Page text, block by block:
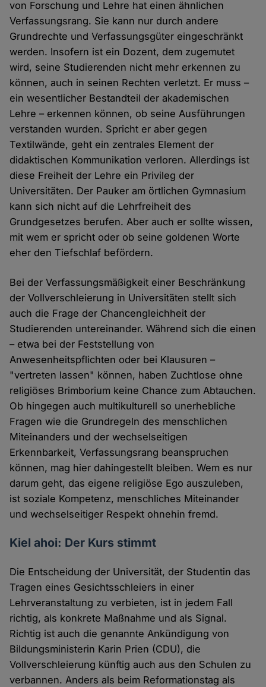
von Forschung und Lehre hat einen ähnlichen
Verfassungsrang. Sie kann nur durch andere
Grundrechte und Verfassungsgüter eingeschränkt
werden. Insofern ist ein Dozent, dem zugemutet
wird, seine Studierenden nicht mehr erkennen zu
können, auch in seinen Rechten verletzt. Er muss –
ein wesentlicher Bestandteil der akademischen
Lehre – erkennen können, ob seine Ausführungen
verstanden wurden. Spricht er aber gegen
Textilwände, geht ein zentrales Element der
didaktischen Kommunikation verloren. Allerdings ist
diese Freiheit der Lehre ein Privileg der
Universitäten. Der Pauker am örtlichen Gymnasium
kann sich nicht auf die Lehrfreiheit des
Grundgesetzes berufen. Aber auch er sollte wissen,
mit wem er spricht oder ob seine goldenen Worte
eher den Tiefschlaf befördern.
Bei der Verfassungsmäßigkeit einer Beschränkung
der Vollverschleierung in Universitäten stellt sich
auch die Frage der Chancengleichheit der
Studierenden untereinander. Während sich die einen
– etwa bei der Feststellung von
Anwesenheitspflichten oder bei Klausuren –
"vertreten lassen" können, haben Zuchtlose ohne
religiöses Brimborium keine Chance zum Abtauchen.
Ob hingegen auch multikulturell so unerhebliche
Fragen wie die Grundregeln des menschlichen
Miteinanders und der wechselseitigen
Erkennbarkeit, Verfassungsrang beanspruchen
können, mag hier dahingestellt bleiben. Wem es nur
darum geht, das eigene religiöse Ego auszuleben,
ist soziale Kompetenz, menschliches Miteinander
und wechselseitiger Respekt ohnehin fremd.
Kiel ahoi: Der Kurs stimmt
Die Entscheidung der Universität, der Studentin das
Tragen eines Gesichtsschleiers in einer
Lehrveranstaltung zu verbieten, ist in jedem Fall
richtig, als konkrete Maßnahme und als Signal.
Richtig ist auch die genannte Ankündigung von
Bildungsministerin Karin Prien (CDU), die
Vollverschleierung künftig auch aus den Schulen zu
verbannen. Anders als beim Reformationstag als